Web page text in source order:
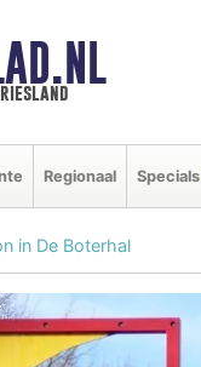
Regionaal Specials
in De Boterhal